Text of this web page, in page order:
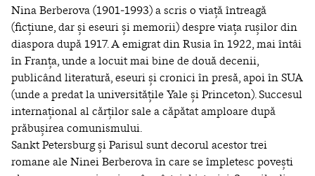
Nina Berberova (1901‑1993) a scris o viață întreagă
(ficțiune, dar și eseuri și memorii) despre viața rușilor din
diaspora după 1917. A emigrat din Rusia în 1922, mai întâi
în Franța, unde a locuit mai bine de două decenii,
publicând literatură, eseuri și cronici în presă, apoi în SUA
(unde a predat la universitățile Yale și Princeton). Succesul
internațional al cărților sale a căpătat amploare după
prăbușirea comunismului.
Sankt Petersburg și Parisul sunt decorul acestor trei
romane ale Ninei Berberova în care se împletesc povești